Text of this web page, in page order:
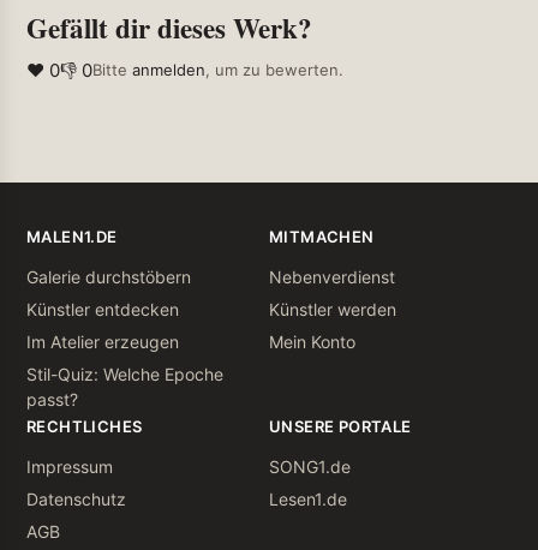
Gefällt dir dieses Werk?
❤ 0👎 0Bitte anmelden, um zu bewerten.
MALEN1.DE
Galerie durchstöbern
Künstler entdecken
Im Atelier erzeugen
Stil-Quiz: Welche Epoche
passt?
MITMACHEN
Nebenverdienst
Künstler werden
Mein Konto
RECHTLICHES
Impressum
Datenschutz
AGB
UNSERE PORTALE
SONG1.de
Lesen1.de